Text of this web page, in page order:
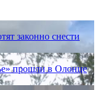
законно снести
прошли в Олонце